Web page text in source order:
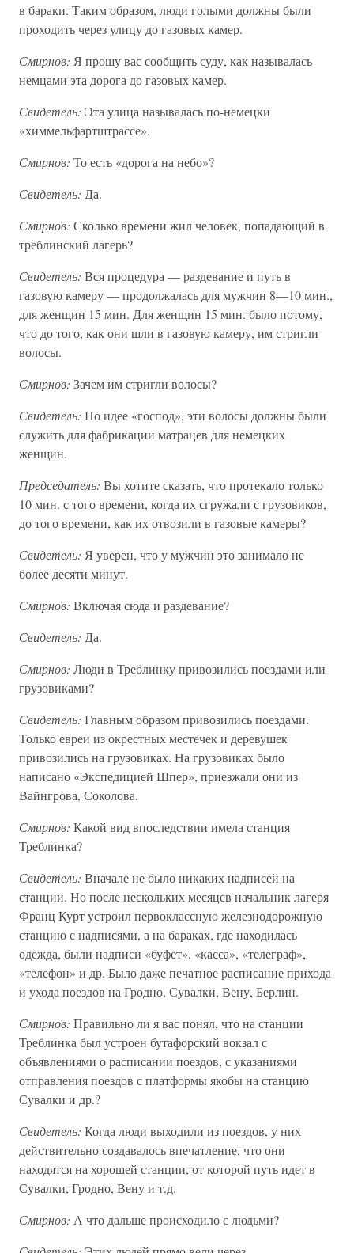
в бараки. Таким образом, люди голыми должны были
проходить через улицу до газовых камер.
Смирнов: Я прошу вас сообщить суду, как называлась
немцами эта дорога до газовых камер.
Свидетель: Эта улица называлась по-немецки
«химмельфартштрассе».
Смирнов: То есть «дорога на небо»?
Свидетель: Да.
Смирнов: Сколько времени жил человек, попадающий в
треблинский лагерь?
Свидетель: Вся процедура — раздевание и путь в
газовую камеру — продолжалась для мужчин 8—10 мин.,
для женщин 15 мин. Для женщин 15 мин. было потому,
что до того, как они шли в газовую камеру, им стригли
волосы.
Смирнов: Зачем им стригли волосы?
Свидетель: По идее «господ», эти волосы должны были
служить для фабрикации матрацев для немецких
женщин.
Председатель: Вы хотите сказать, что протекало только
10 мин. с того времени, когда их сгружали с грузовиков,
до того времени, как их отвозили в газовые камеры?
Свидетель: Я уверен, что у мужчин это занимало не
более десяти минут.
Смирнов: Включая сюда и раздевание?
Свидетель: Да.
Смирнов: Люди в Треблинку привозились поездами или
грузовиками?
Свидетель: Главным образом привозились поездами.
Только евреи из окрестных местечек и деревушек
привозились на грузовиках. На грузовиках было
написано «Экспедицией Шпер», приезжали они из
Вайнгрова, Соколова.
Смирнов: Какой вид впоследствии имела станция
Треблинка?
Свидетель: Вначале не было никаких надписей на
станции. Но после нескольких месяцев начальник лагеря
Франц Курт устроил первоклассную железнодорожную
станцию с надписями, а на бараках, где находилась
одежда, были надписи «буфет», «касса», «телеграф»,
«телефон» и др. Было даже печатное расписание прихода
и ухода поездов на Гродно, Сувалки, Вену, Берлин.
Смирнов: Правильно ли я вас понял, что на станции
Треблинка был устроен бутафорский вокзал с
объявлениями о расписании поездов, с указаниями
отправления поездов с платформы якобы на станцию
Сувалки и др.?
Свидетель: Когда люди выходили из поездов, у них
действительно создавалось впечатление, что они
находятся на хорошей станции, от которой путь идет в
Сувалки, Гродно, Вену и т.д.
Смирнов: А что дальше происходило с людьми?